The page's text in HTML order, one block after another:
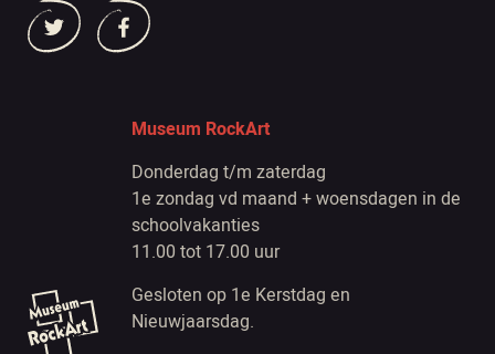
Museum RockArt
Donderdag t/m zaterdag
1e zondag vd maand + woensdagen in de
schoolvakanties
11.00 tot 17.00 uur
Gesloten op 1e Kerstdag en
Nieuwjaarsdag.